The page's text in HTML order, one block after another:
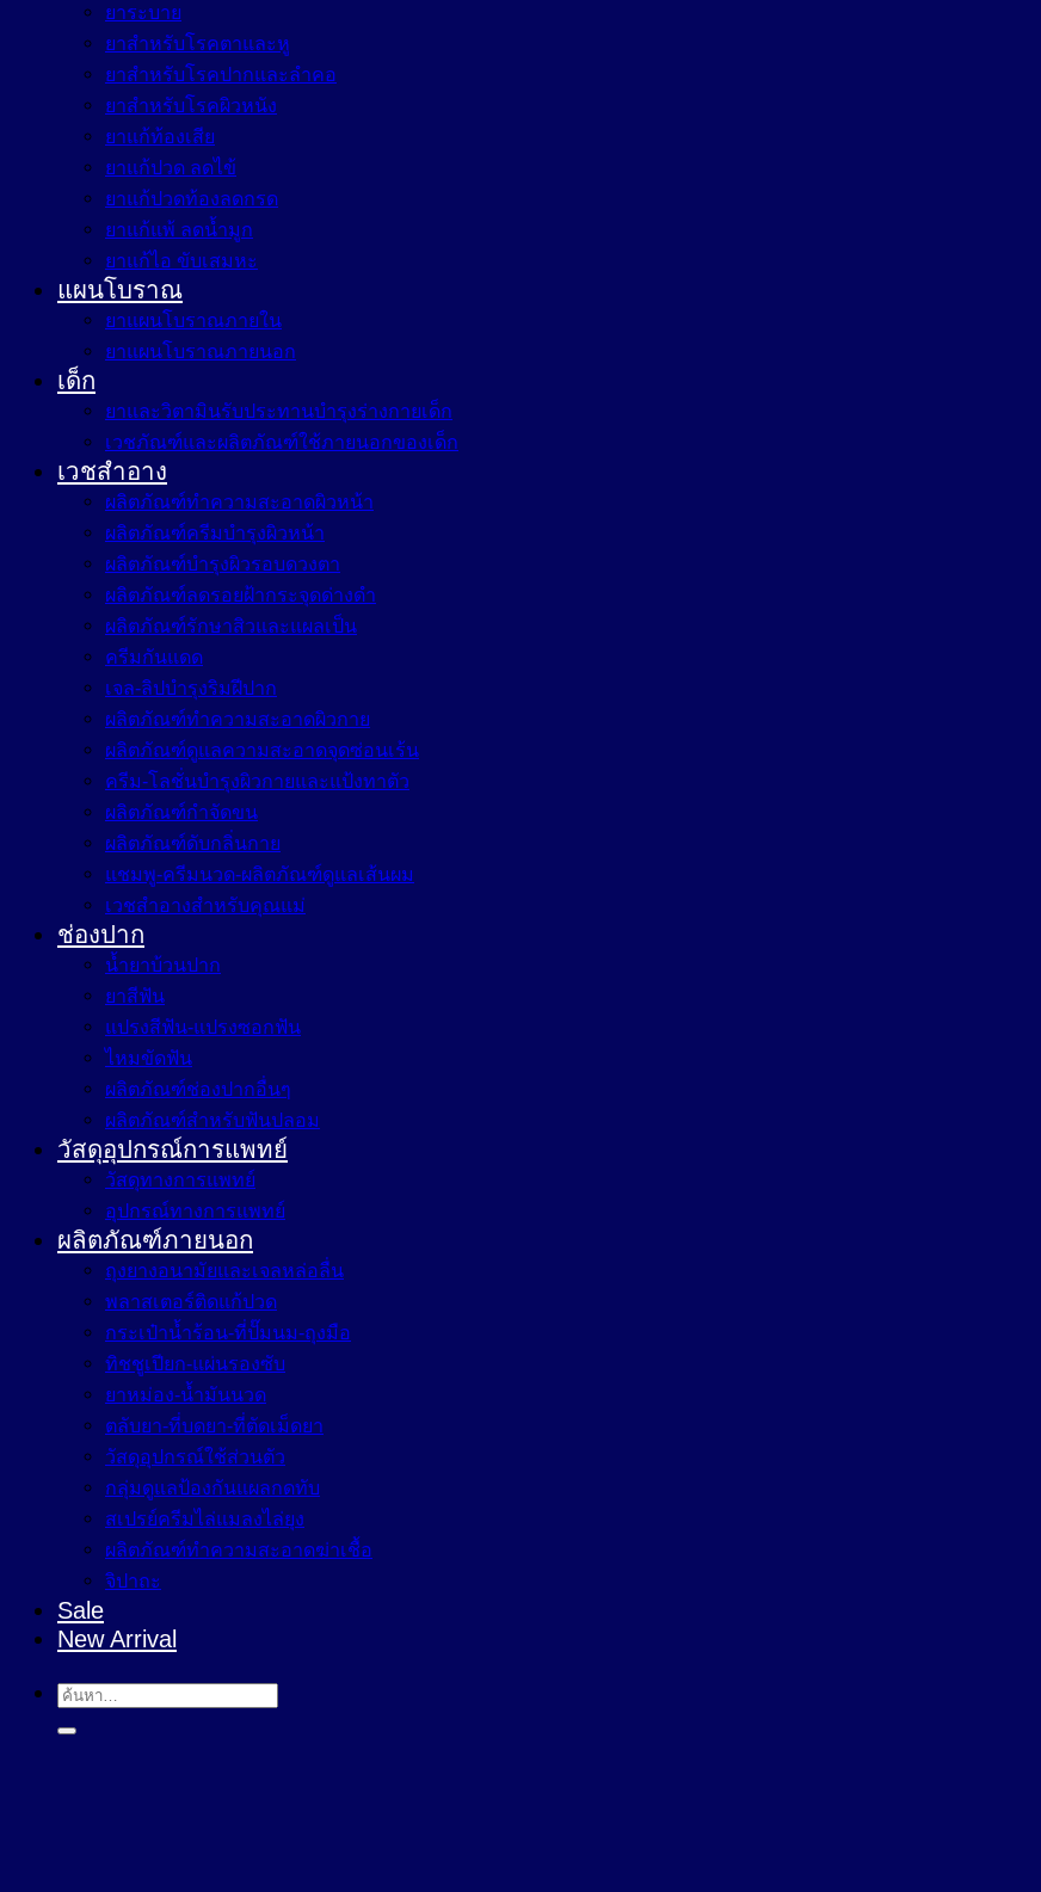
ยาระบาย
ยาสำหรับโรคตาและหู
ยาสำหรับโรคปากและลำคอ
ยาสำหรับโรคผิวหนัง
ยาแก้ท้องเสีย
ยาแก้ปวด ลดไข้
ยาแก้ปวดท้องลดกรด
ยาแก้แพ้ ลดน้ำมูก
ยาแก้ไอ ขับเสมหะ
แผนโบราณ
ยาแผนโบราณภายใน
ยาแผนโบราณภายนอก
เด็ก
ยาและวิตามินรับประทานบำรุงร่างกายเด็ก
เวชภัณฑ์และผลิตภัณฑ์ใช้ภายนอกของเด็ก
เวชสำอาง
ผลิตภัณฑ์ทำความสะอาดผิวหน้า
ผลิตภัณฑ์ครีมบำรุงผิวหน้า
ผลิตภัณฑ์บำรุงผิวรอบดวงตา
ผลิตภัณฑ์ลดรอยฝ้ากระจุดด่างดำ
ผลิตภัณฑ์รักษาสิวและแผลเป็น
ครีมกันแดด
เจล-ลิปบำรุงริมฝีปาก
ผลิตภัณฑ์ทำความสะอาดผิวกาย
ผลิตภัณฑ์ดูแลความสะอาดจุดซ่อนเร้น
ครีม-โลชั่นบำรุงผิวกายและแป้งทาตัว
ผลิตภัณฑ์กำจัดขน
ผลิตภัณฑ์ดับกลิ่นกาย
แชมพู-ครีมนวด-ผลิตภัณฑ์ดูแลเส้นผม
เวชสำอางสำหรับคุณแม่
ช่องปาก
น้ำยาบ้วนปาก
ยาสีฟัน
แปรงสีฟัน-แปรงซอกฟัน
ไหมขัดฟัน
ผลิตภัณฑ์ช่องปากอื่นๆ
ผลิตภัณฑ์สำหรับฟันปลอม
วัสดุอุปกรณ์การแพทย์
วัสดุทางการแพทย์
อุปกรณ์ทางการแพทย์
ผลิตภัณฑ์ภายนอก
ถุงยางอนามัยและเจลหล่อลื่น
พลาสเตอร์ติดแก้ปวด
กระเป๋าน้ำร้อน-ที่ปั๊มนม-ถุงมือ
ทิชชูเปียก-แผ่นรองซับ
ยาหม่อง-น้ำมันนวด
ตลับยา-ที่บดยา-ที่ตัดเม็ดยา
วัสดุอุปกรณ์ใช้ส่วนตัว
กลุ่มดูแลป้องกันแผลกดทับ
สเปรย์ครีมไล่แมลงไล่ยุง
ผลิตภัณฑ์ทำความสะอาดฆ่าเชื้อ
จิปาถะ
Sale
New Arrival
ค้นหา: